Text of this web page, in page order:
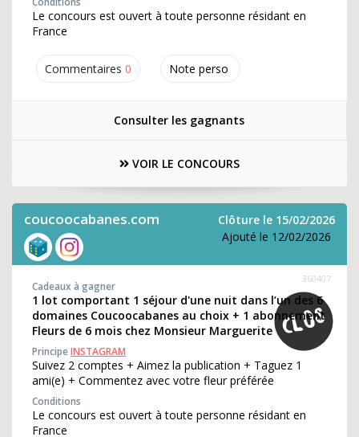
Commentaires 0 Note perso
Le concours est ouvert à toute personne résidant en
France
Consulter les gagnants
VOIR LE CONCOURS
coucoocabanes.com
Clôture le 15/02/2026
Ajouté le 12/02/2026
360407
Cadeaux à gagner
1 lot comportant 1 séjour d'une nuit dans l’un des 6
domaines Coucoocabanes au choix + 1 abonnement
Fleurs de 6 mois chez Monsieur Marguerite
PrincipeINSTAGRAM
Suivez 2 comptes + Aimez la publication + Taguez 1
ami(e) + Commentez avec votre fleur préférée
Conditions
Le concours est ouvert à toute personne résidant en
France